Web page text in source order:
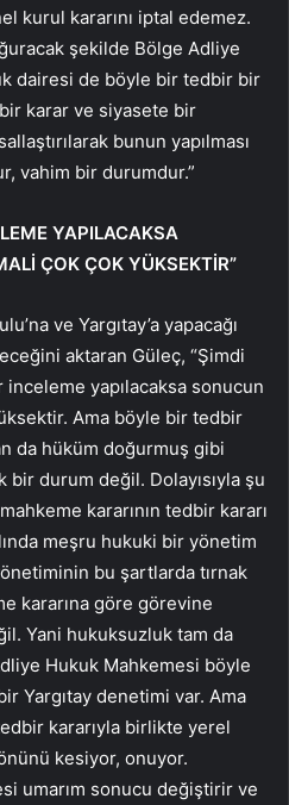
kurul kararını iptal edemez.
şekilde Bölge Adliye
dairesi de böyle bir tedbir bir
karar ve siyasete bir
bunun yapılması
vahim bir durumdur.”
YAPILACAKSA
ÇOK ÇOK YÜKSEKTİR”
ve Yargıtay’a yapacağı
aktaran Güleç, “Şimdi
yapılacaksa sonucun
Ama böyle bir tedbir
da hüküm doğurmuş gibi
bir durum değil. Dolayısıyla şu
kararının tedbir kararı
meşru hukuki bir yönetim
bu şartlarda tırnak
kararına göre görevine
Yani hukuksuzluk tam da
Hukuk Mahkemesi böyle
Yargıtay denetimi var. Ama
kararıyla birlikte yerel
kesiyor, onuyor.
umarım sonucu değiştirir ve